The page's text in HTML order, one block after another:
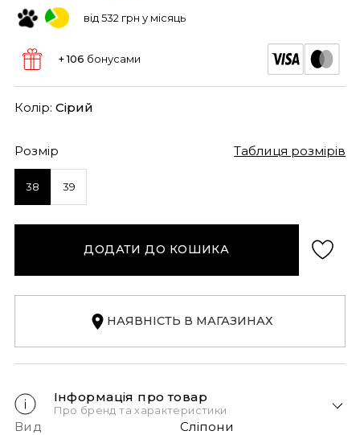
від 532 грн у місяць
+ 106 бонусами
Колір: Сірий
Розмір Таблиця розмірів
38 39
ДОДАТИ ДО КОШИКА
НАЯВНІСТЬ В МАГАЗИНАХ
Інформація про товар
Про бренд та характеристики
Вид
Сліпони